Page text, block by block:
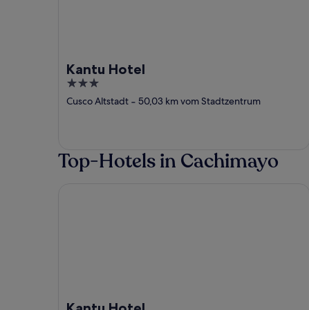
Kantu Hotel
3
out
Cusco Altstadt ‐ 50,03 km vom Stadtzentrum
Top-Hotels in Cachimayo